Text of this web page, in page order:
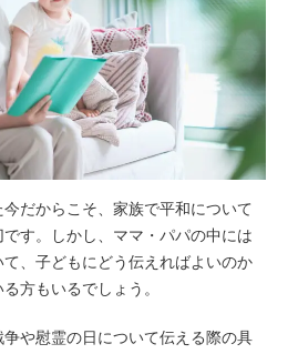
だからこそ、家族で平和について
す。しかし、ママ・パパの中には
て、子どもにどう伝えればよいのか
方もいるでしょう。
や慰霊の日について伝える際の具